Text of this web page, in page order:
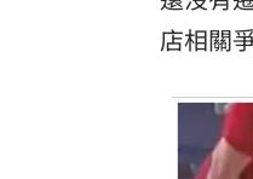
店相關